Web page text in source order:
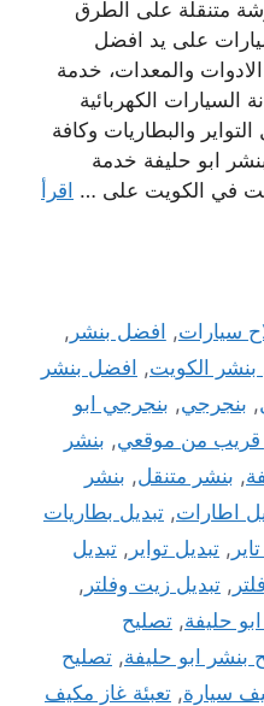
متنقلة على الطرق
على يد افضل
والمعدات، خدمة
السيارات الكهربائية
والبطاريات وكافة
ابو حليفة خدمة
في الكويت على … اقرأ
سيارات, افضل بنشر ,
بنشر الكويت, افضل بنشر
, بنجرجي, بنجرجي ابو
قريب من موقعي, بنشر
, بنشر متنقل, بنشر
اطارات, تبديل بطاريات
, تبديل تواير , تبديل
, تبديل زيت وفلتر ,
حليفة, تصليح
بنشر ابو حليفة, تصليح
سيارة, تعبئة غاز مكيف